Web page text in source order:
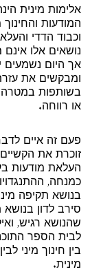
אלימות מינית
המודעות
וכבוד הדדי
נושאים אלו
אך היום נשמעים
ומבקשים את
בשותפות במטרה
או רווחה.
פעם זה איים
זוכרת את
העלאת מודעות
כמנחה,
בנושא תקיפה
סירב לדון
לבית הספר
בין חינוך מיני
מינית.